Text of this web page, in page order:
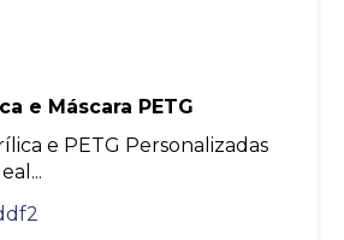
e Máscara PETG
e PETG Personalizadas